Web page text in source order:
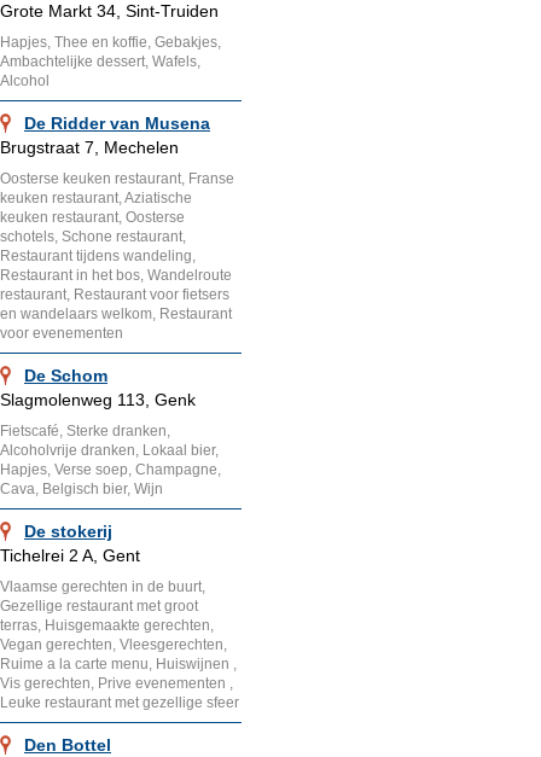
Grote Markt 34, Sint-Truiden
Hapjes, Thee en koffie, Gebakjes,
Ambachtelijke dessert, Wafels,
Alcohol
De Ridder van Musena
Brugstraat 7, Mechelen
Oosterse keuken restaurant, Franse
keuken restaurant, Aziatische
keuken restaurant, Oosterse
schotels, Schone restaurant,
Restaurant tijdens wandeling,
Restaurant in het bos, Wandelroute
restaurant, Restaurant voor fietsers
en wandelaars welkom, Restaurant
voor evenementen
De Schom
Slagmolenweg 113, Genk
Fietscafé, Sterke dranken,
Alcoholvrije dranken, Lokaal bier,
Hapjes, Verse soep, Champagne,
Cava, Belgisch bier, Wijn
De stokerij
Tichelrei 2 A, Gent
Vlaamse gerechten in de buurt,
Gezellige restaurant met groot
terras, Huisgemaakte gerechten,
Vegan gerechten, Vleesgerechten,
Ruime a la carte menu, Huiswijnen ,
Vis gerechten, Prive evenementen ,
Leuke restaurant met gezellige sfeer
Den Bottel